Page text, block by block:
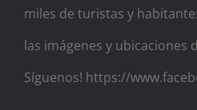
miles de turistas y
las imágenes y ubicaciones
Síguenos! https://